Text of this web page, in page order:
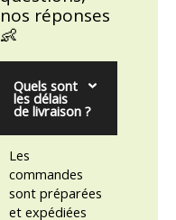
nos réponses
👶
Quels sont
les délais
de livraison ?
Les
commandes
sont préparées
et expédiées